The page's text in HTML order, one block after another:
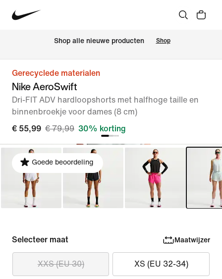
Shop alle nieuwe producten Shop
Gerecyclede materialen
Nike AeroSwift
Dri-FIT ADV hardloopshorts met halfhoge taille en
binnenbroekje voor dames (8 cm)
€ 55,99 € 79,99 30% korting
Goede beoordeling
Selecteer maat Maatwijzer
XXS (EU 30) XS (EU 32-34)